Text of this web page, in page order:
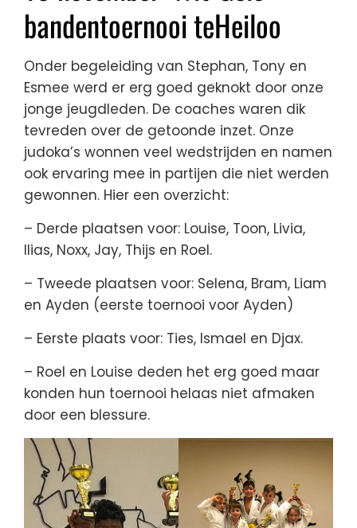
bandentoernooi teHeiloo
Onder begeleiding van Stephan, Tony en
Esmee werd er erg goed geknokt door onze
jonge jeugdleden. De coaches waren dik
tevreden over de getoonde inzet. Onze
judoka’s wonnen veel wedstrijden en namen
ook ervaring mee in partijen die niet werden
gewonnen. Hier een overzicht:
– Derde plaatsen voor: Louise, Toon, Livia,
Ilias, Noxx, Jay, Thijs en Roel.
– Tweede plaatsen voor: Selena, Bram, Liam
en Ayden (eerste toernooi voor Ayden)
– Eerste plaats voor: Ties, Ismael en Djax.
– Roel en Louise deden het erg goed maar
konden hun toernooi helaas niet afmaken
door een blessure.